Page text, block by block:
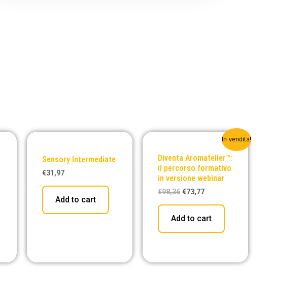
Sensory Intermediate
€31,97
Add to cart
In vendita!
Diventa Aromateller™:
il percorso formativo
in versione webinar
€98,36 €73,77
Add to cart